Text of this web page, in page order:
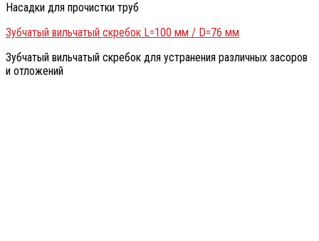
Насадки для прочистки труб
Зубчатый вильчатый скребок L=100 мм / D=76 мм
Зубчатый вильчатый скребок для устранения различных засоров
и отложений